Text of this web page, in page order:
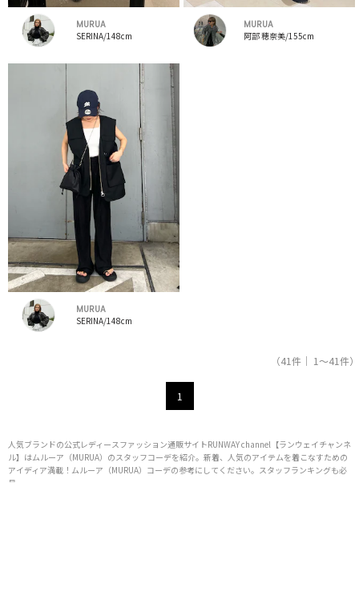
MURUA
SERINA/148cm
MURUA
阿部 穂奈美/155cm
MURUA
SERINA/148cm
（41件｜ 1～41件）
1
人気ブランドの公式レディースファッション通販サイトRUNWAY channel【ランウェイチャンネ
ル】はムルーア（MURUA）のスタッフコーデを紹介。新着、人気のアイテムを着こなすための
アイディア満載！ムルーア（MURUA）コーデの参考にしてください。スタッフランキングも必
見。